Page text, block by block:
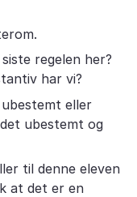
regelen her?
har vi?
eller
ubestemt og
til denne eleven
at det er en